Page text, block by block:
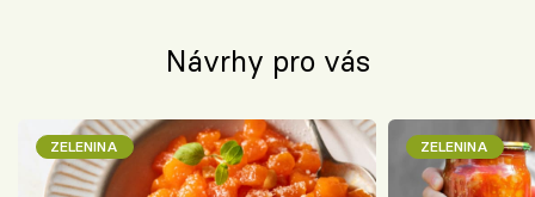
Návrhy pro vás
ZELENINA ZELENINA